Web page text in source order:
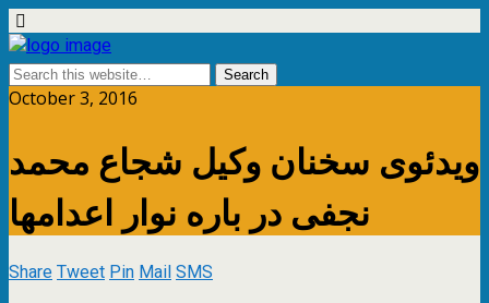
October 3, 2016
ویدئوی سخنان وکیل شجاع محمد
نجفی در باره نوار اعدامها
ShareTweetPinMailSMS